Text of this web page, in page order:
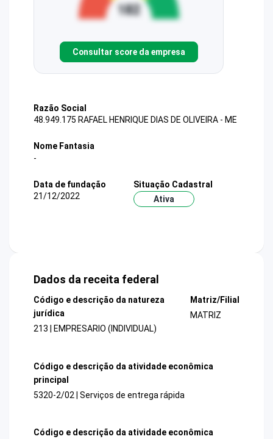
Consultar score da empresa
Razão Social
48.949.175 RAFAEL HENRIQUE DIAS DE OLIVEIRA - ME
Nome Fantasia
-
Data de fundação
21/12/2022
Situação Cadastral
Ativa
Dados da receita federal
Código e descrição da natureza
jurídica
213 | EMPRESARIO (INDIVIDUAL)
Matriz/Filial
MATRIZ
Código e descrição da atividade econômica
principal
5320-2/02 | Serviços de entrega rápida
Código e descrição da atividade econômica